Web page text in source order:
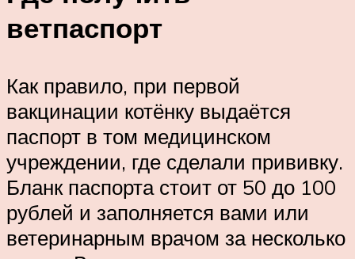
ветпаспорт
Как правило, при первой
вакцинации котёнку выдаётся
паспорт в том медицинском
учреждении, где сделали прививку.
Бланк паспорта стоит от 50 до 100
рублей и заполняется вами или
ветеринарным врачом за несколько